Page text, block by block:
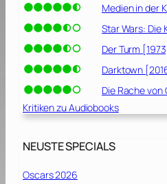
Medien in der
Star Wars:
Der Turm
Darktown
Die Rache
Kritiken zu Audiobooks
NEUSTE SPECIALS
Oscars 2026